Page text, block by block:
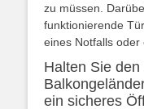
zu müssen.
funktionierende
eines Notfalls oder
Halten Sie
ein sicheres